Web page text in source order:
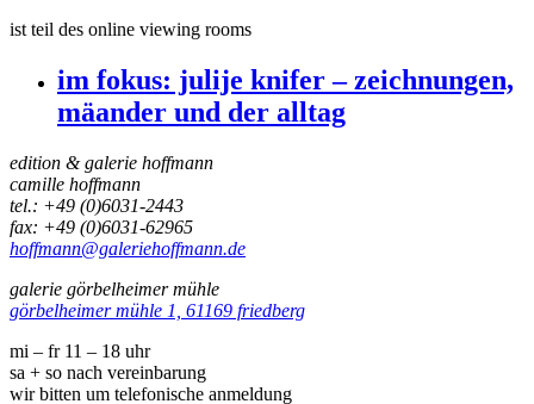
ist teil des online viewing rooms
im fokus: julije knifer – zeichnungen,
mäander und der alltag
edition & galerie hoffmann
camille hoffmann
tel.: +49 (0)6031-2443
fax: +49 (0)6031-62965
hoffmann@galeriehoffmann.de
galerie görbelheimer mühle
görbelheimer mühle 1, 61169 friedberg
mi – fr 11 – 18 uhr
sa + so nach vereinbarung
wir bitten um telefonische anmeldung